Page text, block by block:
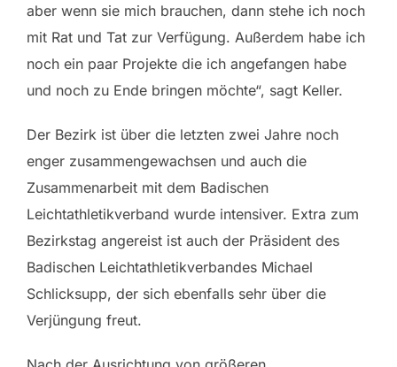
aber wenn sie mich brauchen, dann stehe ich noch
mit Rat und Tat zur Verfügung. Außerdem habe ich
noch ein paar Projekte die ich angefangen habe
und noch zu Ende bringen möchte“, sagt Keller.
Der Bezirk ist über die letzten zwei Jahre noch
enger zusammengewachsen und auch die
Zusammenarbeit mit dem Badischen
Leichtathletikverband wurde intensiver. Extra zum
Bezirkstag angereist ist auch der Präsident des
Badischen Leichtathletikverbandes Michael
Schlicksupp, der sich ebenfalls sehr über die
Verjüngung freut.